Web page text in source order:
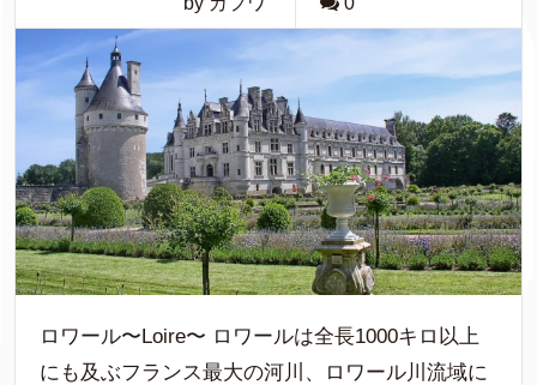
ロワール〜Loire〜 ロワールは全長1000キロ以上
にも及ぶフランス最大の河川、ロワール川流域に